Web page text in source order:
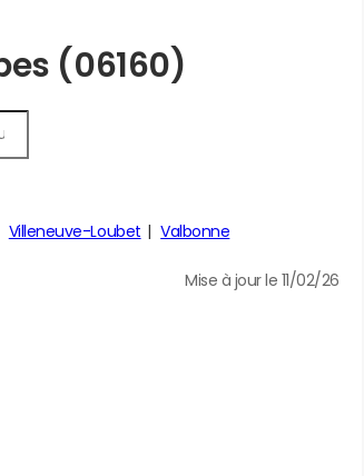
(06160)
Villeneuve-Loubet Valbonne
Mise à jour le 11/02/26